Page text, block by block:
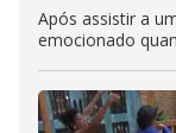
Após assistir a
emocionado